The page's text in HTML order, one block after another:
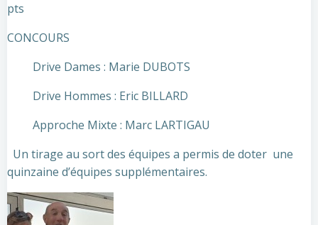
pts
CONCOURS
Drive Dames : Marie DUBOTS
Drive Hommes : Eric BILLARD
Approche Mixte : Marc LARTIGAU
Un tirage au sort des équipes a permis de doter une
quinzaine d’équipes supplémentaires.